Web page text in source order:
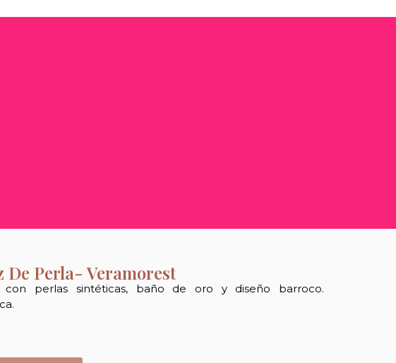
De Perla- Veramorest
con perlas sintéticas, baño de oro y diseño barroco.